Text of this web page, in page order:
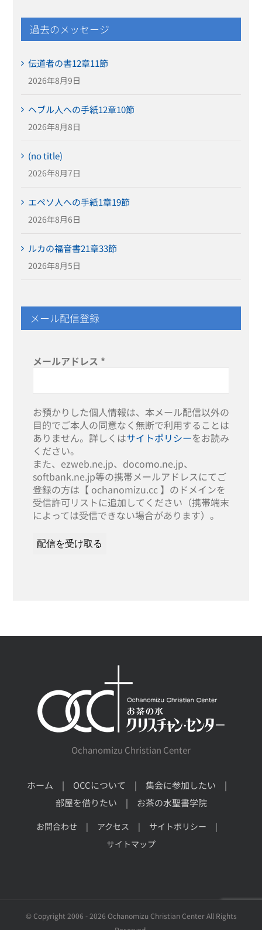
過去のメッセージ
伝道者の書12章11節
2026年8月9日
ヘブル人への手紙12章10節
2026年8月8日
(no title)
2026年8月7日
エペソ人への手紙1章19節
2026年8月6日
ルカの福音書21章33節
2026年8月5日
メール配信登録
メールアドレス *
お預かりした個人情報は、本メール配信以外の
目的でご本人の同意なく無断で利用することは
ありません。詳しくはサイトポリシーをお読み
ください。
また、ezweb.ne.jp、docomo.ne.jp、
softbank.ne.jp等の携帯メールアドレスにてご
登録の方は【 ochanomizu.cc 】のドメインを
受信許可リストに追加してください（携帯端末
によっては受信できない場合があります）。
Ochanomizu Christian Center
ホーム OCCについて
集会に参加したい
部屋を借りたい
お茶の水聖書学院
お問合わせ アクセス
サイトポリシー
サイトマップ
© Copyright 2006 - 2026 Ochanomizu Christian Center All Rights